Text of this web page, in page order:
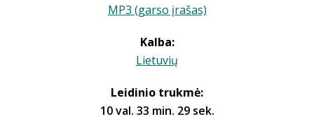
MP3 (garso įrašas)
Kalba:
Lietuvių
Leidinio trukmė:
10 val. 33 min. 29 sek.